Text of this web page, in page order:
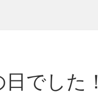
でした！